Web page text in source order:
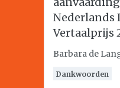
Nederlands
Vertaalprijs
Barbara de
Dankwoorden